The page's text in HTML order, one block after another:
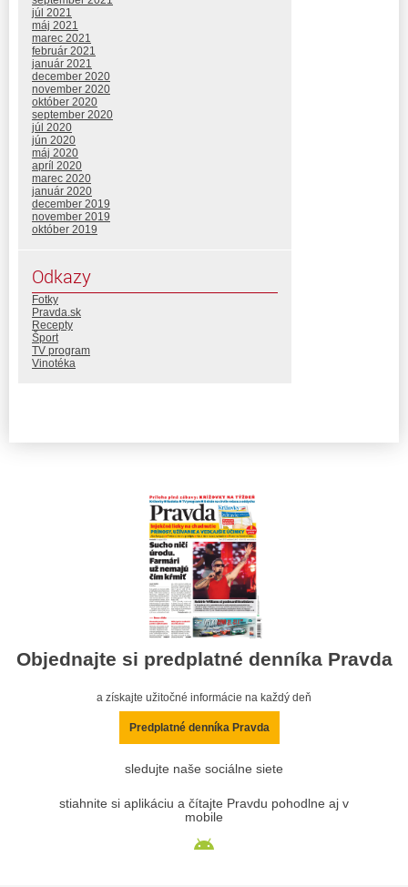
júl 2021
máj 2021
marec 2021
február 2021
január 2021
december 2020
november 2020
október 2020
september 2020
júl 2020
jún 2020
máj 2020
apríl 2020
marec 2020
január 2020
december 2019
november 2019
október 2019
Odkazy
Fotky
Pravda.sk
Recepty
Šport
TV program
Vinotéka
Objednajte si predplatné denníka Pravda
a získajte užitočné informácie na každý deň
Predplatné denníka Pravda
sledujte naše sociálne siete
stiahnite si aplikáciu a čítajte Pravdu pohodlne aj v
mobile